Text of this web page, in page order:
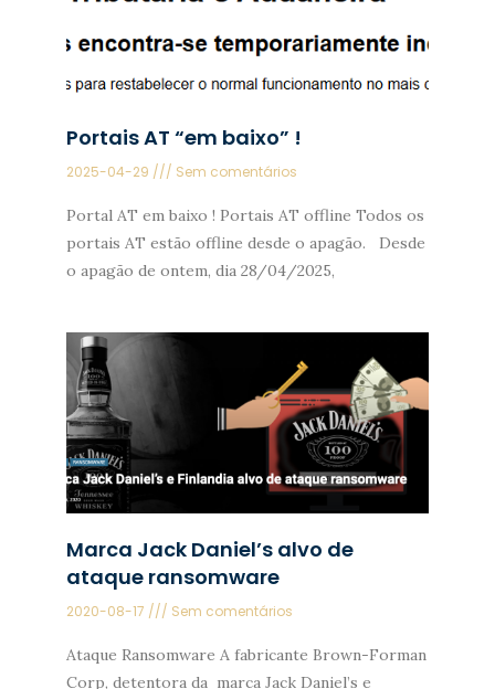
Portais AT “em baixo” !
2025-04-29 Sem comentários
Portal AT em baixo ! Portais AT offline Todos os
portais AT estão offline desde o apagão. Desde
o apagão de ontem, dia 28/04/2025,
Marca Jack Daniel’s alvo de
ataque ransomware
2020-08-17 Sem comentários
Ataque Ransomware A fabricante Brown-Forman
Corp, detentora da marca Jack Daniel’s e